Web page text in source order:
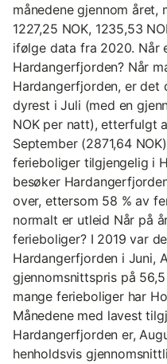
månedene gjennom året,
1227,25 NOK, 1235,53
ifølge data fra 2020. Når
Hardangerfjorden? Når
Hardangerfjorden, er det
dyrest i Juli (med en
NOK per natt), etterfulgt
September (2871,64
ferieboliger tilgjengelig i
besøker
over, ettersom 58 % av
normalt er utleid Når på
ferieboliger? I 2019 var
Hardangerfjorden i Juni,
gjennomsnittspris på
mange ferieboliger har
Månedene med lavest
Hardangerfjorden er,
henholdsvis